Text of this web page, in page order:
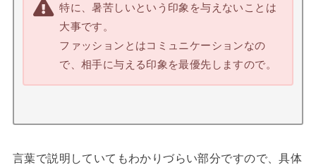
特に、暑苦しいという印象を与えないことは
大事です。
ファッションとはコミュニケーションなの
で、相手に与える印象を最優先しますので。
言葉で説明していてもわかりづらい部分ですので、具体